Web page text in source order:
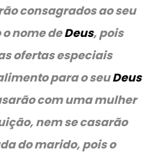
consagrados ao seu
nome deDeus, pois
ofertas especiais
para o seuDeus
com uma mulher
nem se casarão
do marido, pois o